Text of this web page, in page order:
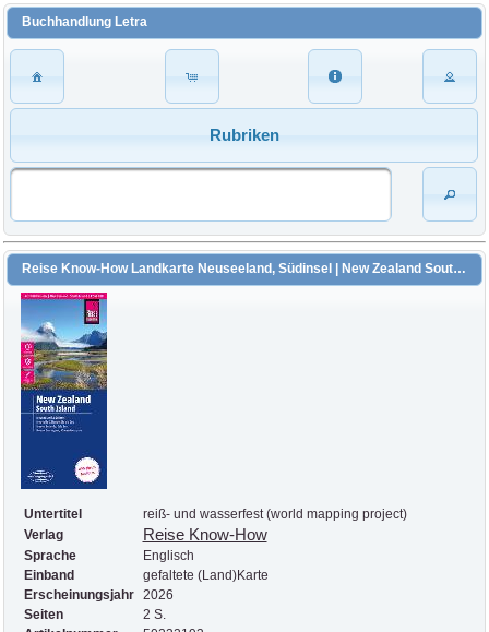
Buchhandlung Letra
Rubriken
Reise Know-How Landkarte Neuseeland, Südinsel | New Zealand South Island (1:550.000). 1:550'000
Untertitel
reiß- und wasserfest (world mapping project)
Verlag
Reise Know-How
Sprache
Englisch
Einband
gefaltete (Land)Karte
Erscheinungsjahr
2026
Seiten
2 S.